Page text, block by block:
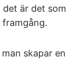
det är det som
framgång.
skapar en